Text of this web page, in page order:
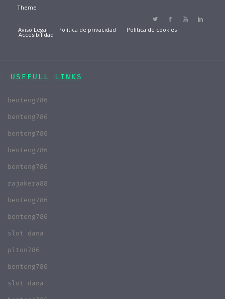
Theme
Aviso Legal Política de privacidad Política de cookies
Accesibilidad
USEFULL LINKS
benteng786
benteng786
benteng786
benteng786
benteng786
rajakera88
benteng786
benteng786
slot dana
piton786
benteng786
slot dana